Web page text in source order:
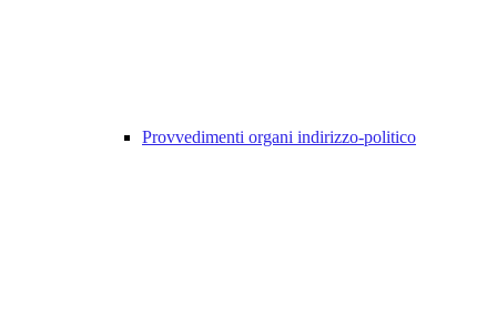
Provvedimenti organi indirizzo-politico